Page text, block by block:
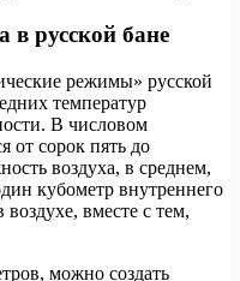
в русской бане
режимы» русской
температур
В числовом
от сорок пять до
воздуха, в среднем,
кубометр внутреннего
вместе с тем,
можно создать